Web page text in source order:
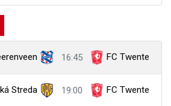
16:45 FC Twente
Streda 19:00 FC Twente